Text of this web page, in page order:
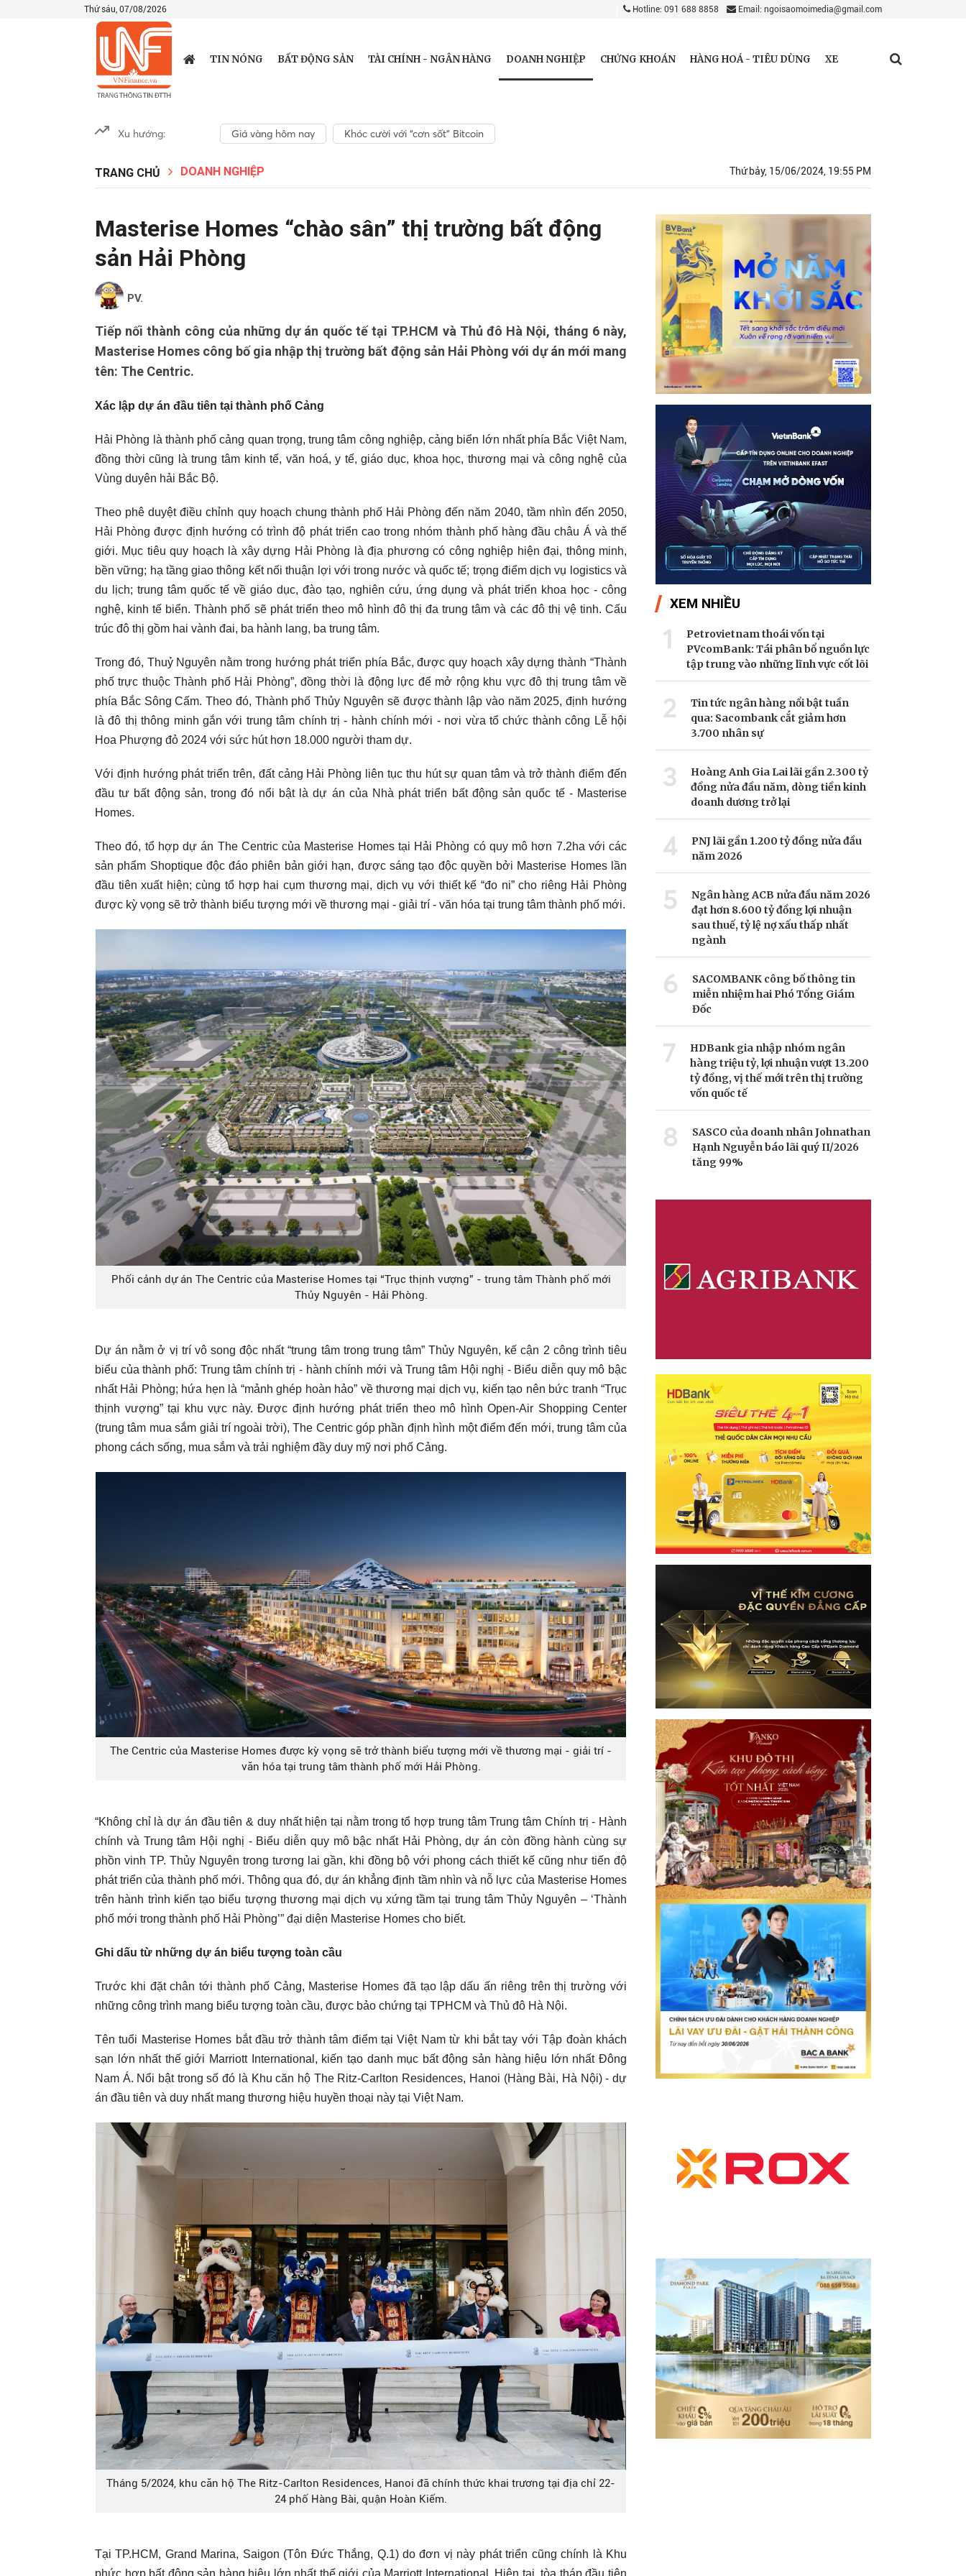
Thứ sáu, 07/08/2026 Hotline: 091 688 8858 Email: ngoisaomoimedia@gmail.com
TIN NÓNG BẤT ĐỘNG SẢN TÀI CHÍNH - NGÂN HÀNG DOANH NGHIỆP CHỨNG KHOÁN HÀNG HOÁ - TIÊU DÙNG XE
Xu hướng: Giá vàng hôm nay Khóc cười với “cơn sốt” Bitcoin
TRANG CHỦ DOANH NGHIỆP Thứ bảy, 15/06/2024, 19:55 PM
Masterise Homes “chào sân” thị trường bất động
sản Hải Phòng
PV.
Tiếp nối thành công của những dự án quốc tế tại TP.HCM và Thủ đô Hà Nội, tháng 6 này,
Masterise Homes công bố gia nhập thị trường bất động sản Hải Phòng với dự án mới mang
tên: The Centric.
Xác lập dự án đầu tiên tại thành phố Cảng
Hải Phòng là thành phố cảng quan trọng, trung tâm công nghiệp, cảng biển lớn nhất phía Bắc Việt Nam,
đồng thời cũng là trung tâm kinh tế, văn hoá, y tế, giáo dục, khoa học, thương mại và công nghệ của
Vùng duyên hải Bắc Bộ.
Theo phê duyệt điều chỉnh quy hoạch chung thành phố Hải Phòng đến năm 2040, tầm nhìn đến 2050,
Hải Phòng được định hướng có trình độ phát triển cao trong nhóm thành phố hàng đầu châu Á và thế
giới. Mục tiêu quy hoạch là xây dựng Hải Phòng là địa phương có công nghiệp hiện đại, thông minh,
bền vững; hạ tầng giao thông kết nối thuận lợi với trong nước và quốc tế; trọng điểm dịch vụ logistics và
du lịch; trung tâm quốc tế về giáo dục, đào tạo, nghiên cứu, ứng dụng và phát triển khoa học - công
nghệ, kinh tế biển. Thành phố sẽ phát triển theo mô hình đô thị đa trung tâm và các đô thị vệ tinh. Cấu
trúc đô thị gồm hai vành đai, ba hành lang, ba trung tâm.
Trong đó, Thuỷ Nguyên nằm trong hướng phát triển phía Bắc, được quy hoạch xây dựng thành “Thành
phố trực thuộc Thành phố Hải Phòng”, đồng thời là động lực để mở rộng khu vực đô thị trung tâm về
phía Bắc Sông Cấm. Theo đó, Thành phố Thủy Nguyên sẽ được thành lập vào năm 2025, định hướng
là đô thị thông minh gắn với trung tâm chính trị - hành chính mới - nơi vừa tổ chức thành công Lễ hội
Hoa Phượng đỏ 2024 với sức hút hơn 18.000 người tham dự.
Với định hướng phát triển trên, đất cảng Hải Phòng liên tục thu hút sự quan tâm và trở thành điểm đến
đầu tư bất động sản, trong đó nổi bật là dự án của Nhà phát triển bất động sản quốc tế - Masterise
Homes.
Theo đó, tổ hợp dự án The Centric của Masterise Homes tại Hải Phòng có quy mô hơn 7.2ha với các
sản phẩm Shoptique độc đáo phiên bản giới hạn, được sáng tạo độc quyền bởi Masterise Homes lần
đầu tiên xuất hiện; cùng tổ hợp hai cụm thương mại, dịch vụ với thiết kế “đo ni” cho riêng Hải Phòng
được kỳ vọng sẽ trở thành biểu tượng mới về thương mại - giải trí - văn hóa tại trung tâm thành phố mới.
Phối cảnh dự án The Centric của Masterise Homes tại “Trục thịnh vượng” - trung tâm Thành phố mới
Thủy Nguyên - Hải Phòng.
Dự án nằm ở vị trí vô song độc nhất “trung tâm trong trung tâm” Thủy Nguyên, kế cận 2 công trình tiêu
biểu của thành phố: Trung tâm chính trị - hành chính mới và Trung tâm Hội nghị - Biểu diễn quy mô bậc
nhất Hải Phòng; hứa hẹn là “mảnh ghép hoàn hảo” về thương mại dịch vụ, kiến tạo nên bức tranh “Trục
thịnh vượng” tại khu vực này. Được định hướng phát triển theo mô hình Open-Air Shopping Center
(trung tâm mua sắm giải trí ngoài trời), The Centric góp phần định hình một điểm đến mới, trung tâm của
phong cách sống, mua sắm và trải nghiệm đầy duy mỹ nơi phố Cảng.
The Centric của Masterise Homes được kỳ vọng sẽ trở thành biểu tượng mới về thương mại - giải trí -
văn hóa tại trung tâm thành phố mới Hải Phòng.
“Không chỉ là dự án đầu tiên & duy nhất hiện tại nằm trong tổ hợp trung tâm Trung tâm Chính trị - Hành
chính và Trung tâm Hội nghị - Biểu diễn quy mô bậc nhất Hải Phòng, dự án còn đồng hành cùng sự
phồn vinh TP. Thủy Nguyên trong tương lai gần, khi đồng bộ với phong cách thiết kế cũng như tiến độ
phát triển của thành phố mới. Thông qua đó, dự án khẳng định tầm nhìn và nỗ lực của Masterise Homes
trên hành trình kiến tạo biểu tượng thương mại dịch vụ xứng tầm tại trung tâm Thủy Nguyên – ‘Thành
phố mới trong thành phố Hải Phòng’” đại diện Masterise Homes cho biết.
Ghi dấu từ những dự án biểu tượng toàn cầu
Trước khi đặt chân tới thành phố Cảng, Masterise Homes đã tạo lập dấu ấn riêng trên thị trường với
những công trình mang biểu tượng toàn cầu, được bảo chứng tại TPHCM và Thủ đô Hà Nội.
Tên tuổi Masterise Homes bắt đầu trở thành tâm điểm tại Việt Nam từ khi bắt tay với Tập đoàn khách
sạn lớn nhất thế giới Marriott International, kiến tạo danh mục bất động sản hàng hiệu lớn nhất Đông
Nam Á. Nổi bật trong số đó là Khu căn hộ The Ritz-Carlton Residences, Hanoi (Hàng Bài, Hà Nội) - dự
án đầu tiên và duy nhất mang thương hiệu huyền thoại này tại Việt Nam.
Tháng 5/2024, khu căn hộ The Ritz-Carlton Residences, Hanoi đã chính thức khai trương tại địa chỉ 22-
24 phố Hàng Bài, quận Hoàn Kiếm.
Tại TP.HCM, Grand Marina, Saigon (Tôn Đức Thắng, Q.1) do đơn vị này phát triển cũng chính là Khu
phức hợp bất động sản hàng hiệu lớn nhất thế giới của Marriott International. Hiện tại, tòa tháp đầu tiên
XEM NHIỀU
1
Petrovietnam thoái vốn tại
PVcomBank: Tái phân bổ nguồn lực
tập trung vào những lĩnh vực cốt lõi
2
Tin tức ngân hàng nổi bật tuần
qua: Sacombank cắt giảm hơn
3.700 nhân sự
3
Hoàng Anh Gia Lai lãi gần 2.300 tỷ
đồng nửa đầu năm, dòng tiền kinh
doanh dương trở lại
4
PNJ lãi gần 1.200 tỷ đồng nửa đầu
năm 2026
5
Ngân hàng ACB nửa đầu năm 2026
đạt hơn 8.600 tỷ đồng lợi nhuận
sau thuế, tỷ lệ nợ xấu thấp nhất
ngành
6
SACOMBANK công bố thông tin
miễn nhiệm hai Phó Tổng Giám
Đốc
7
HDBank gia nhập nhóm ngân
hàng triệu tỷ, lợi nhuận vượt 13.200
tỷ đồng, vị thế mới trên thị trường
vốn quốc tế
8
SASCO của doanh nhân Johnathan
Hạnh Nguyễn báo lãi quý II/2026
tăng 99%